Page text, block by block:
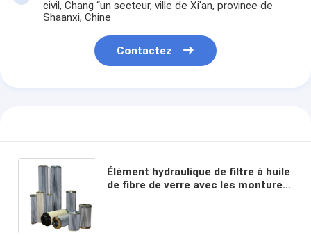
civil, Chang “un secteur, ville de Xi'an, province de
Shaanxi, Chine
Contactez
Élément hydraulique de filtre à huile
de fibre de verre avec les montures